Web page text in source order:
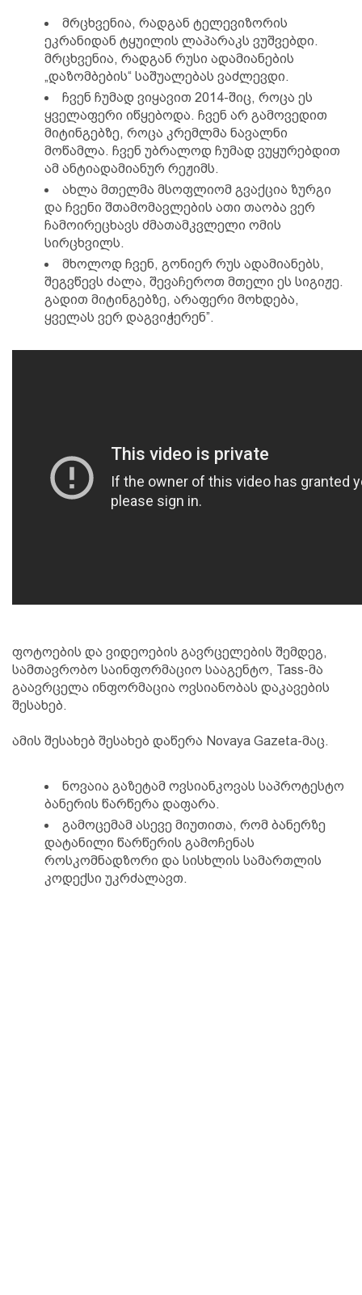
მრცხვენია, რადგან ტელევიზორის
ეკრანიდან ტყუილის ლაპარაკს ვუშვებდი.
მრცხვენია, რადგან რუსი ადამიანების
„დაზომბების“ საშუალებას ვაძლევდი.
ჩვენ ჩუმად ვიყავით 2014-შიც, როცა ეს
ყველაფერი იწყებოდა. ჩვენ არ გამოვედით
მიტინგებზე, როცა კრემლმა ნავალნი
მოწამლა. ჩვენ უბრალოდ ჩუმად ვუყურებდით
ამ ანტიადამიანურ რეჟიმს.
ახლა მთელმა მსოფლიომ გვაქცია ზურგი
და ჩვენი შთამომავლების ათი თაობა ვერ
ჩამოირეცხავს ძმათამკვლელი ომის
სირცხვილს.
მხოლოდ ჩვენ, გონიერ რუს ადამიანებს,
შეგვწევს ძალა, შევაჩეროთ მთელი ეს სიგიჟე.
გადით მიტინგებზე, არაფერი მოხდება,
ყველას ვერ დაგვიჭერენ”.
ფოტოების და ვიდეოების გავრცელების შემდეგ,
სამთავრობო საინფორმაციო სააგენტო, Tass-მა
გაავრცელა ინფორმაცია ოვსიანობას დაკავების
შესახებ.
ამის შესახებ შესახებ დაწერა Novaya Gazeta-მაც.
ნოვაია გაზეტამ ოვსიანკოვას საპროტესტო
ბანერის წარწერა დაფარა.
გამოცემამ ასევე მიუთითა, რომ ბანერზე
დატანილი წარწერის გამოჩენას
როსკომნადზორი და სისხლის სამართლის
კოდექსი უკრძალავთ.